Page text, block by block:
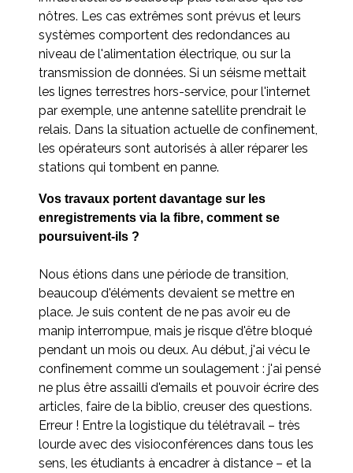
nôtres. Les cas extrêmes sont prévus et leurs
systèmes comportent des redondances au
niveau de l'alimentation électrique, ou sur la
transmission de données. Si un séisme mettait
les lignes terrestres hors-service, pour l'internet
par exemple, une antenne satellite prendrait le
relais. Dans la situation actuelle de confinement,
les opérateurs sont autorisés à aller réparer les
stations qui tombent en panne.
Vos travaux portent davantage sur les
enregistrements via la fibre, comment se
poursuivent-ils ?
Nous étions dans une période de transition,
beaucoup d'éléments devaient se mettre en
place. Je suis content de ne pas avoir eu de
manip interrompue, mais je risque d'être bloqué
pendant un mois ou deux. Au début, j'ai vécu le
confinement comme un soulagement : j'ai pensé
ne plus être assailli d'emails et pouvoir écrire des
articles, faire de la biblio, creuser des questions.
Erreur ! Entre la logistique du télétravail – très
lourde avec des visioconférences dans tous les
sens, les étudiants à encadrer à distance – et la